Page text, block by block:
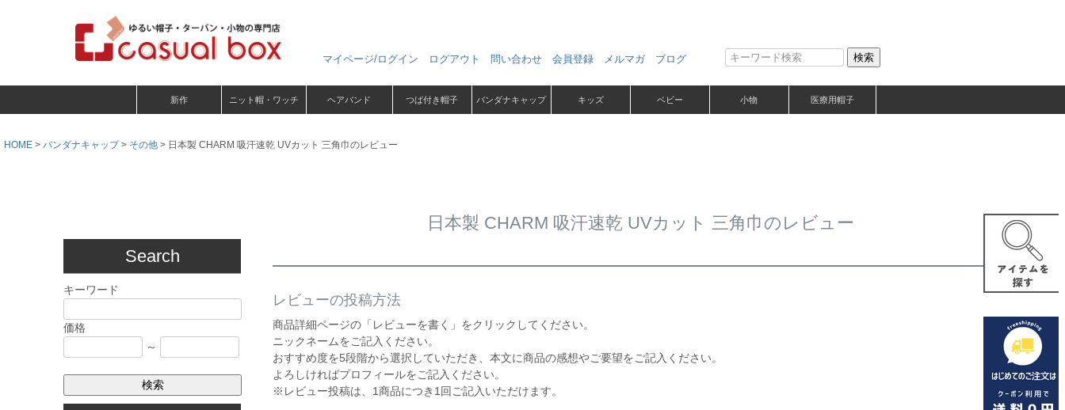
マイページ/ログイン ログアウト 問い合わせ 会員登録 メルマガ ブログ 検索
新作 ニット帽・ワッチ ヘアバンド つば付き帽子 バンダナキャップ キッズ ベビー 小物 医療用帽子
HOME バンダナキャップ その他 日本製 CHARM 吸汗速乾 UVカット 三角巾のレビュー
Search
キーワード
価格
～
検索
日本製 CHARM 吸汗速乾 UVカット 三角巾のレビュー
レビューの投稿方法
商品詳細ページの「レビューを書く」をクリックしてください。
ニックネームをご記入ください。
おすすめ度を5段階から選択していただき、本文に商品の感想やご要望をご記入ください。
よろしければプロフィールをご記入ください。
※レビュー投稿は、1商品につき1回ご記入いただけます。